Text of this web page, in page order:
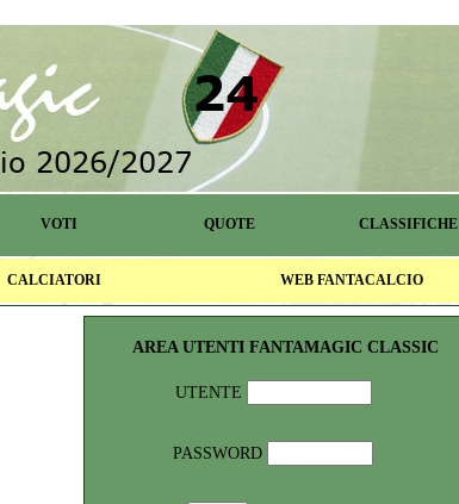
VOTI QUOTE CLASSIFICHE
CALCIATORI WEB FANTACALCIO
AREA UTENTI FANTAMAGIC CLASSIC
UTENTE
PASSWORD